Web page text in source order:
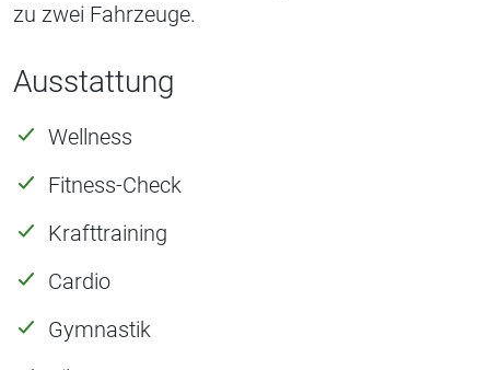
zu zwei Fahrzeuge.
Ausstattung
Wellness
Fitness-Check
Krafttraining
Cardio
Gymnastik